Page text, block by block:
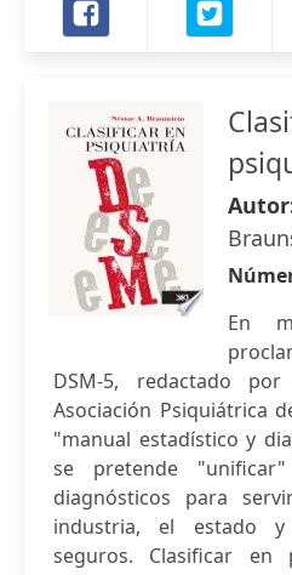
En
DSM-5, redactado
Asociación Psiquiátrica
"manual estadístico y
se pretende
diagnósticos para
industria, el estado
seguros. Clasificar en